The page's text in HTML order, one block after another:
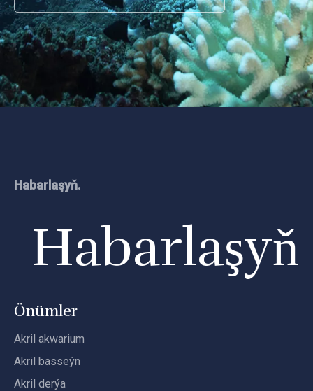
Habarlaşyň.
Habarlaşyň
Önümler
Akril akwarium
Akril basseýn
Akril derýa